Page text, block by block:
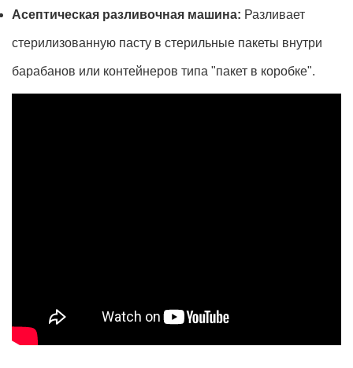
Асептическая разливочная машина: Разливает
стерилизованную пасту в стерильные пакеты внутри
барабанов или контейнеров типа "пакет в коробке".